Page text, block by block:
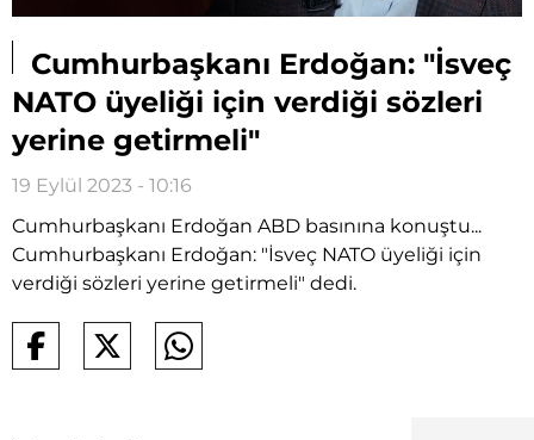
Cumhurbaşkanı Erdoğan: "İsveç
NATO üyeliği için verdiği sözleri
yerine getirmeli"
19 Eylül 2023 - 10:16
Cumhurbaşkanı Erdoğan ABD basınına konuştu...
Cumhurbaşkanı Erdoğan: "İsveç NATO üyeliği için
verdiği sözleri yerine getirmeli" dedi.